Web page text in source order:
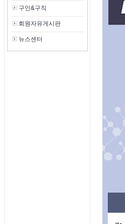
구인&구직
회원자유게시판
뉴스센터